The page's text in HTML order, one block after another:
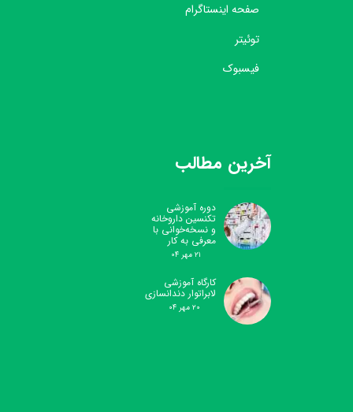
آخرین مطالب
دوره آموزشی
تکنسین داروخانه
و نسخه‌خوانی با
معرفی به کار
۲۱ مهر ۰۴
کارگاه آموزشی
لابراتوار دندانسازی
۲۰ مهر ۰۴
صفحه اینستاگرام
توئیتر
فیسبوک